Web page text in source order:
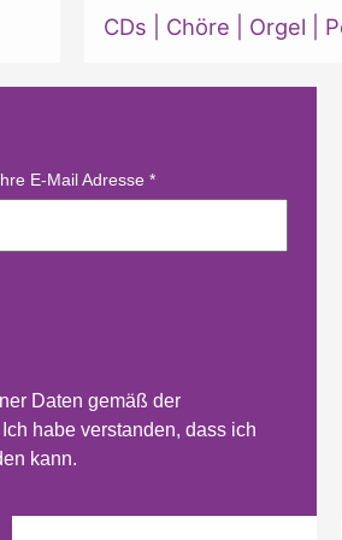
CDs Chöre Orgel
E-Mail Adresse *
Daten gemäß der
habe verstanden, dass ich
kann.